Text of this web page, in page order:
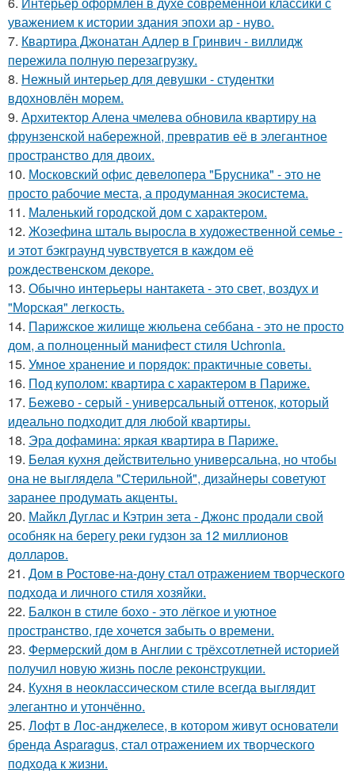
уважением к истории здания эпохи ар - нуво.
7. Квартира Джонатан Адлер в Гринвич - виллидж
пережила полную перезагрузку.
8. Нежный интерьер для девушки - студентки
вдохновлён морем.
9. Архитектор Алена чмелева обновила квартиру на
фрунзенской набережной, превратив её в элегантное
пространство для двоих.
10. Московский офис девелопера "Брусника" - это не
просто рабочие места, а продуманная экосистема.
11. Маленький городской дом с характером.
12. Жозефина шталь выросла в художественной семье -
и этот бэкграунд чувствуется в каждом её
рождественском декоре.
13. Обычно интерьеры нантакета - это свет, воздух и
"Морская" легкость.
14. Парижское жилище жюльена себбана - это не просто
дом, а полноценный манифест стиля Uchronia.
15. Умное хранение и порядок: практичные советы.
16. Под куполом: квартира с характером в Париже.
17. Бежево - серый - универсальный оттенок, который
идеально подходит для любой квартиры.
18. Эра дофамина: яркая квартира в Париже.
19. Белая кухня действительно универсальна, но чтобы
она не выглядела "Стерильной", дизайнеры советуют
заранее продумать акценты.
20. Майкл Дуглас и Кэтрин зета - Джонс продали свой
особняк на берегу реки гудзон за 12 миллионов
долларов.
21. Дом в Ростове-на-дону стал отражением творческого
подхода и личного стиля хозяйки.
22. Балкон в стиле бохо - это лёгкое и уютное
пространство, где хочется забыть о времени.
23. Фермерский дом в Англии с трёхсотлетней историей
получил новую жизнь после реконструкции.
24. Кухня в неоклассическом стиле всегда выглядит
элегантно и утончённо.
25. Лофт в Лос-анджелесе, в котором живут основатели
бренда Asparagus, стал отражением их творческого
подхода к жизни.